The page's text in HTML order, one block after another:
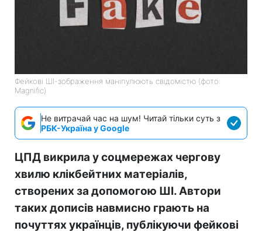
Фейкові ШІ-зображення маніпулюють свідомістю (фото:
Magnific)
Не витрачай час на шум! Читай тільки суть з
РБК-Україна у Google
ЦПД викрила у соцмережах чергову
хвилю клікбейтних матеріалів,
створених за допомогою ШІ. Автори
таких дописів навмисно грають на
почуттях українців, публікуючи фейкові